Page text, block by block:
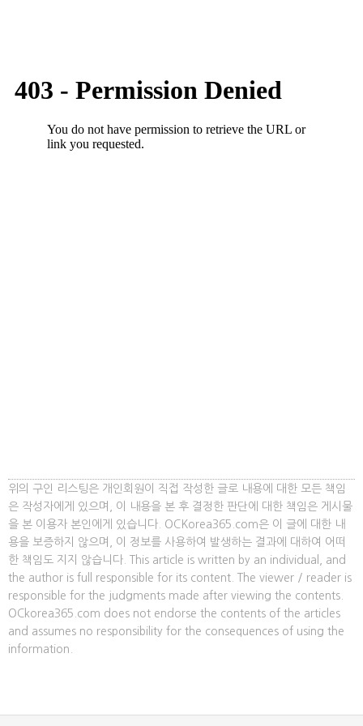
위의 구인 리스팅은 개인회원이 직접 작성한 글로 내용에 대한 모든 책임
은 작성자에게 있으며, 이 내용을 본 후 결정한 판단에 대한 책임은 게시물
을 본 이용자 본인에게 있습니다. OCKorea365.com은 이 글에 대한 내
용을 보증하지 않으며, 이 정보를 사용하여 발생하는 결과에 대하여 어떠
한 책임도 지지 않습니다. This article is written by an individual, and
the author is full responsible for its content. The viewer / reader is
responsible for the judgments made after viewing the contents.
OCkorea365.com does not endorse the contents of the articles
and assumes no responsibility for the consequences of using the
information.